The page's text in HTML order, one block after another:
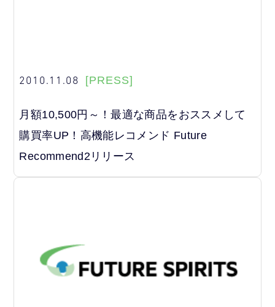
2010.11.08 [PRESS]
月額10,500円～！最適な商品をおススメして
購買率UP！高機能レコメンド Future
Recommend2リリース